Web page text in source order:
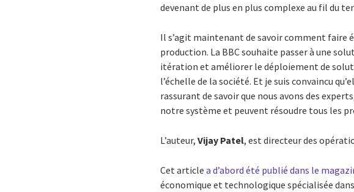
devenant de plus en plus complexe au fil du
Il s’agit maintenant de savoir comment faire
production. La BBC souhaite passer à une
itération et améliorer le déploiement de
l’échelle de la société. Et je suis convaincu
rassurant de savoir que nous avons des
notre système et peuvent résoudre tous les
L’auteur,Vijay Patel, est directeur des
Cet articlea d’abord été publié dans le
économique et technologique spécialisée